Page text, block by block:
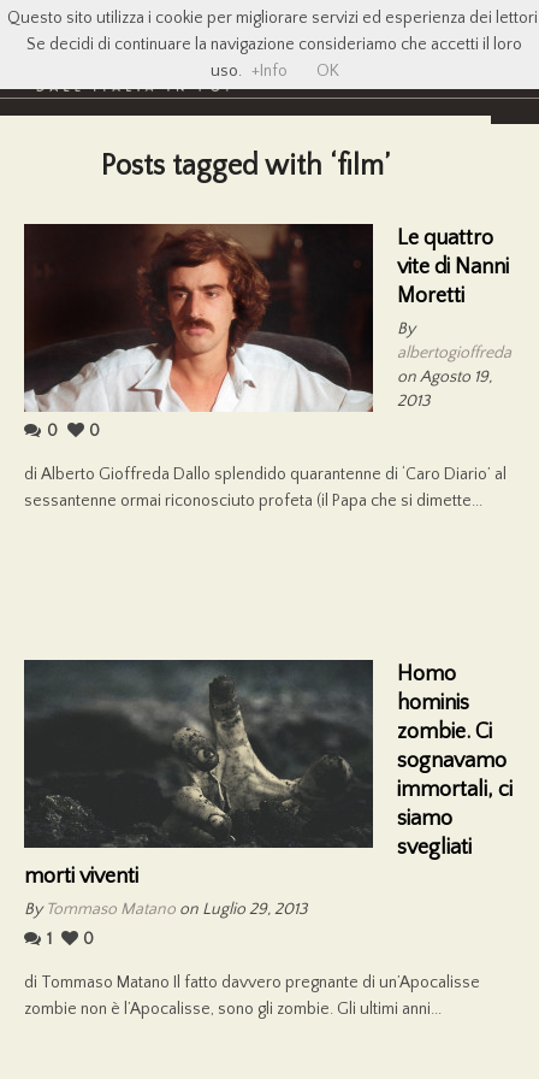
Posts tagged with ‘film’
Le quattro
vite di Nanni
Moretti
By
albertogioffreda
on Agosto 19,
2013
0
0
di Alberto Gioffreda Dallo splendido quarantenne di ‘Caro Diario’ al
sessantenne ormai riconosciuto profeta (il Papa che si dimette...
Homo
hominis
zombie. Ci
sognavamo
immortali, ci
siamo
svegliati
morti viventi
ByTommaso Matano on Luglio 29, 2013
1
0
di Tommaso Matano Il fatto davvero pregnante di un’Apocalisse
zombie non è l’Apocalisse, sono gli zombie. Gli ultimi anni...
Questo sito utilizza i cookie per migliorare servizi ed esperienza dei
Se decidi di continuare la navigazione consideriamo che accetti il loro
uso. +Info OK